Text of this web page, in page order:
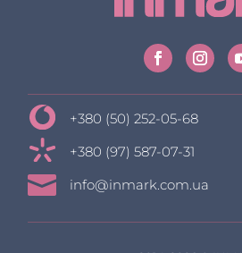
+380 (50) 252-05-68
+380 (97) 587-07-31
 info@inmark.com.ua